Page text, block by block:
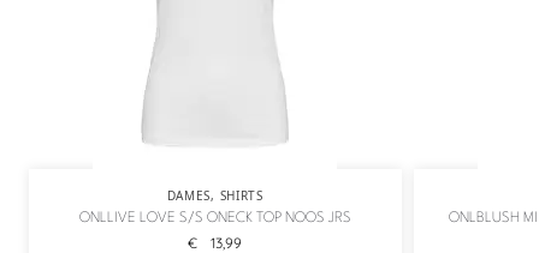
DAMES, SHIRTS
ONLLIVE LOVE S/S ONECK TOP NOOS JRS
€ 13,99
ONLBLUSH